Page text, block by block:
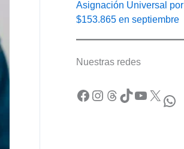
Asignación Universal
$153.865 en septiembre
Nuestras redes
Facebook Instagram Threads TikTok YouTube X WhatsApp